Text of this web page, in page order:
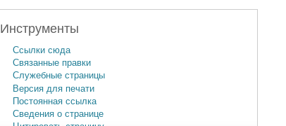
Инструменты
Ссылки сюда
Связанные правки
Служебные страницы
Версия для печати
Постоянная ссылка
Сведения о странице